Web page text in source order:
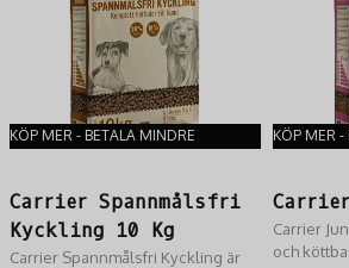
Fosfor 0.9%
Natrium 0.35%
Omega 3 0.27%
FOS 0.2%
Rosmarin 0.01%
KÖP MER - BETALA MINDRE
Carrier Spannmålsfri
Kyckling 10 Kg
Carrier Spannmålsfri Kyckling är
KÖP MER -
Carrier
och